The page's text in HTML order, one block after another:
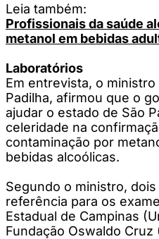
Leia também:
Profissionais da saúde
metanol em bebidas
Laboratórios
Em entrevista, o
Padilha, afirmou que o
ajudar o estado de São
celeridade na
contaminação por
bebidas alcoólicas.
Segundo o ministro,
referência para os
Estadual de Campinas
Fundação Oswaldo Cruz